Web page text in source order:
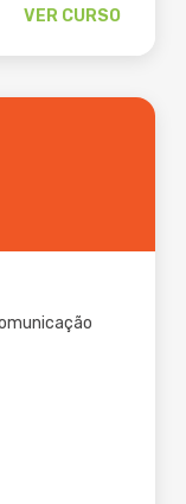
VER CURSO